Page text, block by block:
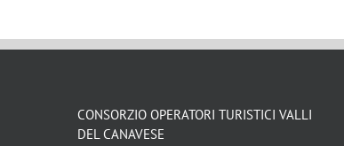
CONSORZIO OPERATORI TURISTICI VALLI
DEL CANAVESE